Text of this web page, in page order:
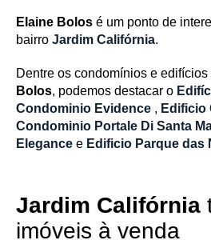
Elaine Bolos é um ponto de
bairro Jardim Califórnia.
Dentre os condomínios e edifícios
Bolos, podemos destacar o
Condominio Evidence , Edificio
Condominio Portale Di Santa
Elegance e Edificio Parque das
Jardim Califórnia
imóveis à venda